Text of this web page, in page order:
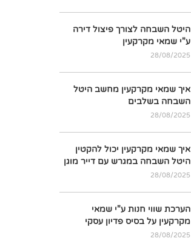
היטל השבחה לצורך פיצול דירה
ע"י שמאי מקרקעין
28/08/2025
איך שמאי מקרקעין מחשב היטל
השבחה בשלבים
28/08/2025
איך שמאי מקרקעין יכול להקטין
היטל השבחה במגרש עם דייר מוגן
28/08/2025
הערכת שווי חנות ע"י שמאי
מקרקעין על בסיס פדיון עסקי
28/08/2025